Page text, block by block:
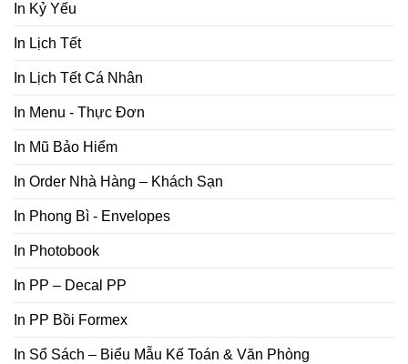
In Kỷ Yếu
In Lịch Tết
In Lịch Tết Cá Nhân
In Menu - Thực Đơn
In Mũ Bảo Hiểm
In Order Nhà Hàng – Khách Sạn
In Phong Bì - Envelopes
In Photobook
In PP – Decal PP
In PP Bồi Formex
In Sổ Sách – Biểu Mẫu Kế Toán & Văn Phòng